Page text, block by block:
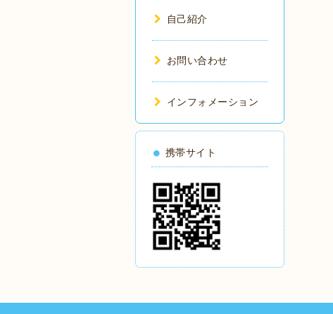
自己紹介
お問い合わせ
インフォメーション
携帯サイト